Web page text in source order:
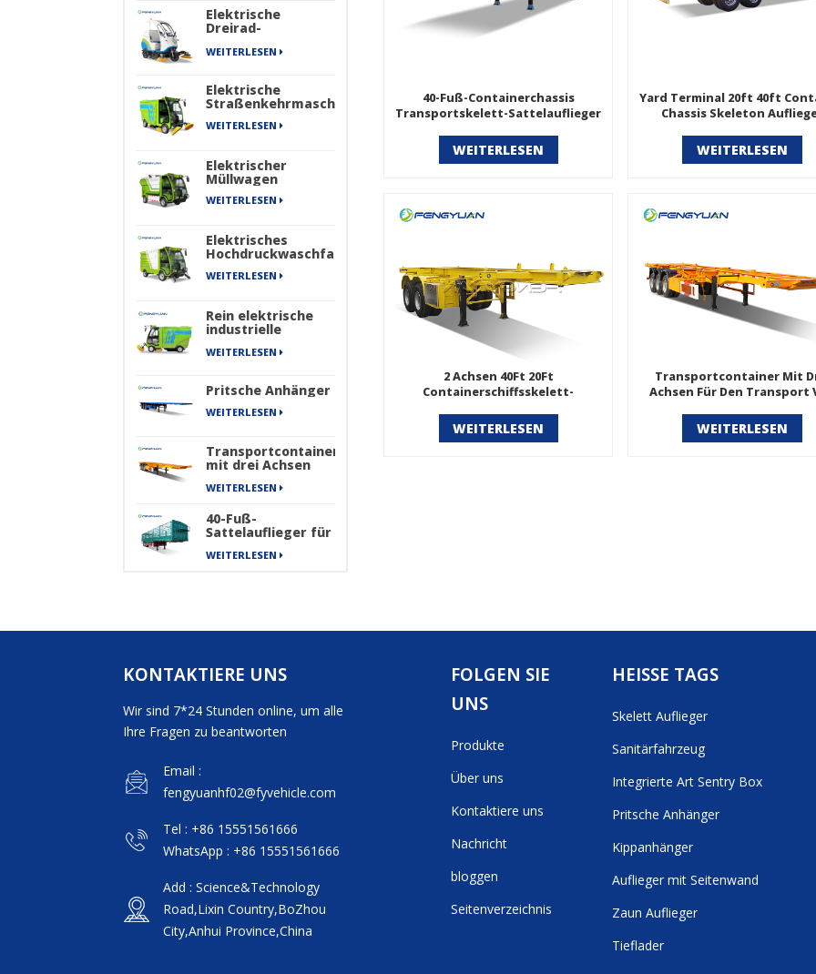
Elektrische
Dreirad-
WEITERLESEN
Elektrische
Straßenkehrmaschine
WEITERLESEN
Elektrischer
Müllwagen
WEITERLESEN
Elektrisches
Hochdruckwaschfahrzeug
WEITERLESEN
Rein elektrische
industrielle
mit vier Rädern
Sanitation Series
WEITERLESEN
Pritsche Anhänger
WEITERLESEN
Transportcontainer
mit drei Achsen
von Skelett-
WEITERLESEN
40-Fuß-
Sattelauflieger für
schwere Güter,
Frachttransportzaun
WEITERLESEN
40-Fuß-Containerchassis
Transportskelett-Sattelauflieger
WEITERLESEN
Yard Terminal 20ft 40ft
Chassis Skeleton
WEITERLESEN
2 Achsen 40Ft 20Ft
Containerschiffsskelett-
WEITERLESEN
Transportcontainer Mit
Achsen Für Den Transport
WEITERLESEN
KONTAKTIERE UNS
Wir sind 7*24 Stunden online, um alle
Ihre Fragen zu beantworten
Email :
fengyuanhf02@fyvehicle.com
Tel : +86 15551561666
WhatsApp : +86 15551561666
Add : Science&Technology
Road,Lixin Country,BoZhou
City,Anhui Province,China
FOLGEN SIE
UNS
Produkte
Über uns
Kontaktiere uns
Nachricht
bloggen
Seitenverzeichnis
HEISSE TAGS
Skelett Auflieger
Sanitärfahrzeug
Integrierte Art Sentry Box
Pritsche Anhänger
Kippanhänger
Auflieger mit Seitenwand
Zaun Auflieger
Tieflader